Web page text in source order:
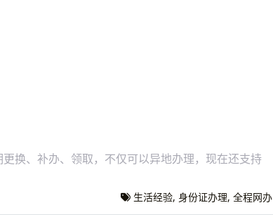
换、补办、领取，不仅可以异地办理，现在还支持
生活经验, 身份证办理,全程网办